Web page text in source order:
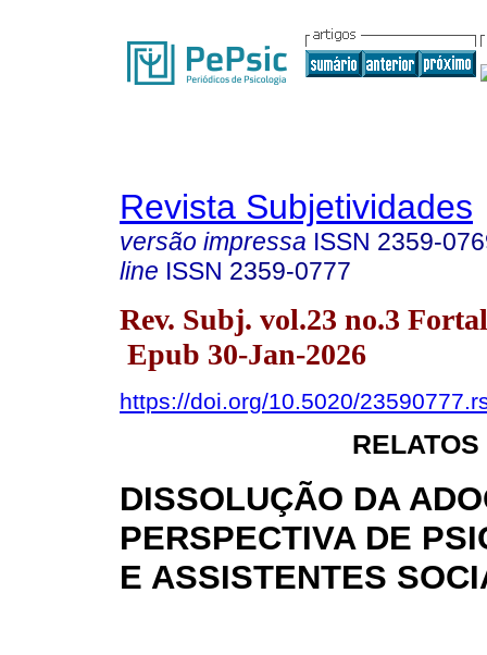
Revista Subjetividades
versão impressa ISSN 2359-
line ISSN 2359-0777
Rev. Subj. vol.23 no.3
Epub 30-Jan-2026
https://doi.org/10.5020/
DISSOLUÇÃO DA
PERSPECTIVA DE
E ASSISTENTES